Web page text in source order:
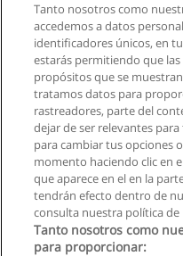
Tanto nosotros como
accedemos a datos
identificadores únicos, en
estarás permitiendo que
propósitos que se
tratamos datos para
rastreadores, parte del
dejar de ser relevantes
para cambiar tus opciones
momento haciendo clic en
que aparece en el en la
tendrán efecto dentro de
consulta nuestra política de
Tanto nosotros como
para proporcionar: